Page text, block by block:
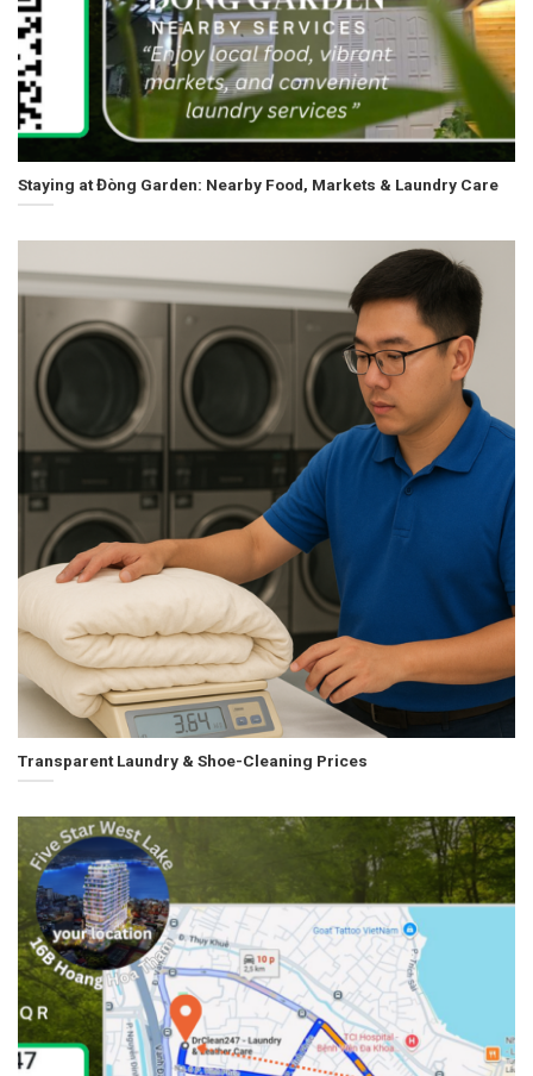
Staying at Đòng Garden: Nearby Food, Markets & Laundry Care
Transparent Laundry & Shoe-Cleaning Prices